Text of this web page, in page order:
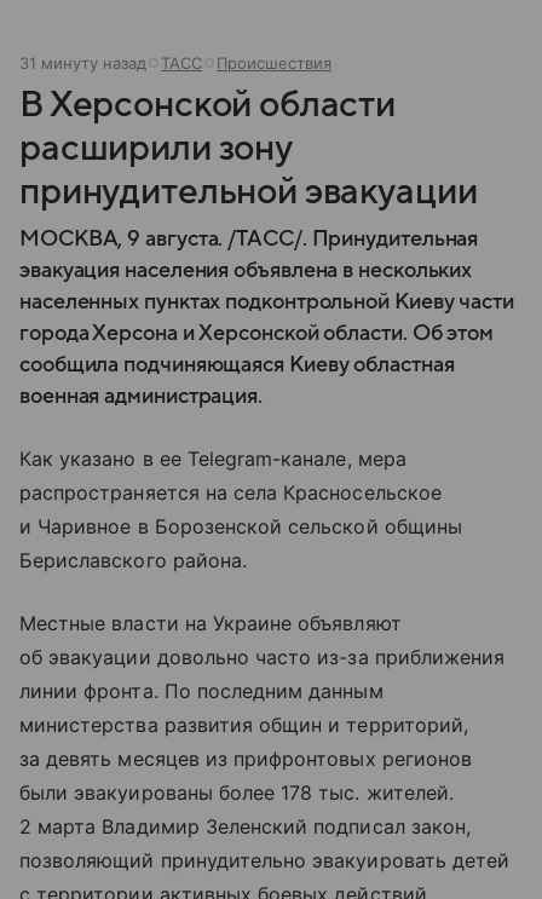
31 минуту назад ТАСС Происшествия
В Херсонской области
расширили зону
принудительной эвакуации
МОСКВА, 9 августа. /ТАСС/. Принудительная
эвакуация населения объявлена в нескольких
населенных пунктах подконтрольной Киеву части
города Херсона и Херсонской области. Об этом
сообщила подчиняющаяся Киеву областная
военная администрация.
Как указано в ее Telegram-канале, мера
распространяется на села Красносельское
и Чаривное в Борозенской сельской общины
Бериславского района.
Местные власти на Украине объявляют
об эвакуации довольно часто из-за приближения
линии фронта. По последним данным
министерства развития общин и территорий,
за девять месяцев из прифронтовых регионов
были эвакуированы более 178 тыс. жителей.
2 марта Владимир Зеленский подписал закон,
позволяющий принудительно эвакуировать детей
с территории активных боевых действий